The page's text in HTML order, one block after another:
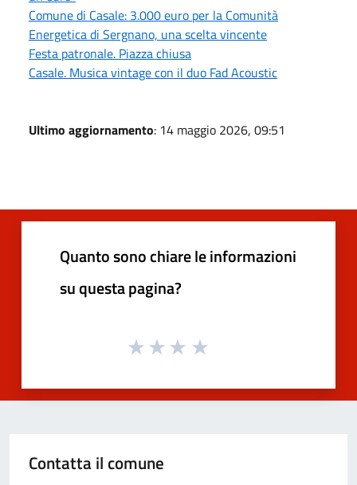
Comune di Casale: 3.000 euro per la Comunità
Energetica di Sergnano, una scelta vincente
Festa patronale. Piazza chiusa
Casale. Musica vintage con il duo Fad Acoustic
Ultimo aggiornamento: 14 maggio 2026, 09:51
Quanto sono chiare le informazioni
su questa pagina?
Contatta il comune